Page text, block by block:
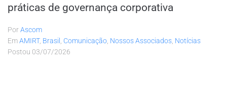
práticas de governança corporativa
PorAscom
EmAMIRT, Brasil Comunicação Nossos Associados Notícias
Postou 03/07/2026